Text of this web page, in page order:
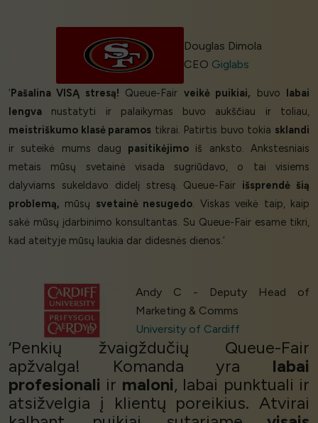
Douglas Dimola
CEO Giglabs
‘ Pašalina VISĄ stresą! Queue-Fair veikė puikiai, buvo
labai
lengva nustatyti ir palaikymas buvo aukščiau ir toliau,
meistriškumo klasė paramos tikrai. Patirtis buvo tokia sklandi
ir suteikė mums daug pasitikėjimo iš anksto. Ankstesniais
metais mūsų svetainė visada sugriūdavo, o tai visiems
dalyviams sukeldavo didelį stresą. Queue-Fair išsprendė šią
problemą, mūsų svetainė nesugedo. Viskas veikė taip, kaip
sakė mūsų įdarbinimo konsultantas. Su Queue-Fair esame tikri,
kad ateityje mūsų laukia dar didesnės dienos.’
Andy C - Deputy Head of
Marketing & Comms
University of Cardiff
‘Penkių žvaigždučių Queue-Fair
apžvalga! Komanda yra labai
profesionali ir maloni, labai punktuali ir
atsižvelgia į klientų poreikius. Atvirai